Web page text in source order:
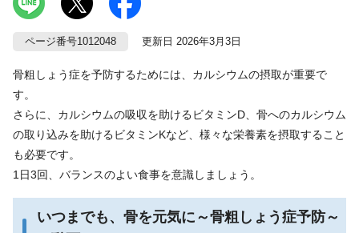
ページ番号1012048 更新日 2026年3月3日
骨粗しょう症を予防するためには、カルシウムの摂取が重要で
す。
さらに、カルシウムの吸収を助けるビタミンD、骨へのカルシウム
の取り込みを助けるビタミンKなど、様々な栄養素を摂取すること
も必要です。
1日3回、バランスのよい食事を意識しましょう。
いつまでも、骨を元気に～骨粗しょう症予防～